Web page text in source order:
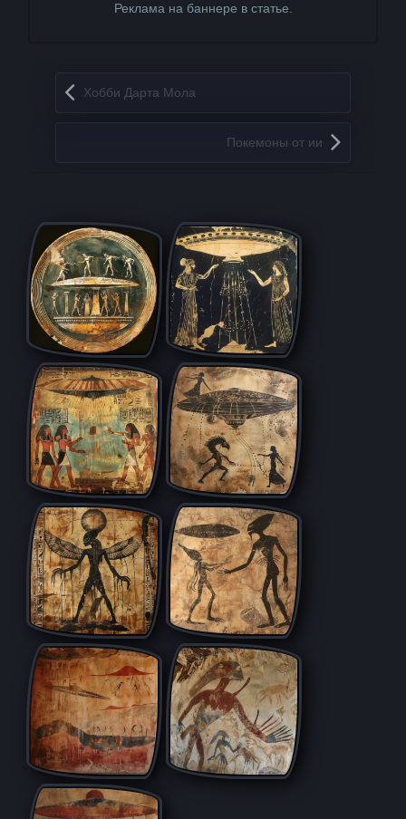
Реклама на баннере в статье.
Запись навигация
Хобби Дарта Мола
Покемоны от ии